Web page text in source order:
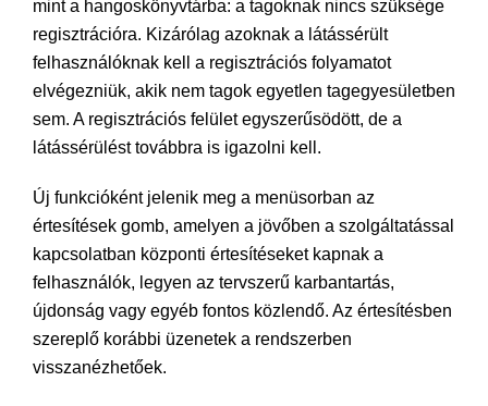
mint a hangoskönyvtárba: a tagoknak nincs szüksége
regisztrációra. Kizárólag azoknak a látássérült
felhasználóknak kell a regisztrációs folyamatot
elvégezniük, akik nem tagok egyetlen tagegyesületben
sem. A regisztrációs felület egyszerűsödött, de a
látássérülést továbbra is igazolni kell.
Új funkcióként jelenik meg a menüsorban az
értesítések gomb, amelyen a jövőben a szolgáltatással
kapcsolatban központi értesítéseket kapnak a
felhasználók, legyen az tervszerű karbantartás,
újdonság vagy egyéb fontos közlendő. Az értesítésben
szereplő korábbi üzenetek a rendszerben
visszanézhetőek.